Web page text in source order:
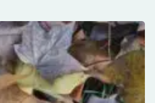
الإيطالية
والإسبانية..